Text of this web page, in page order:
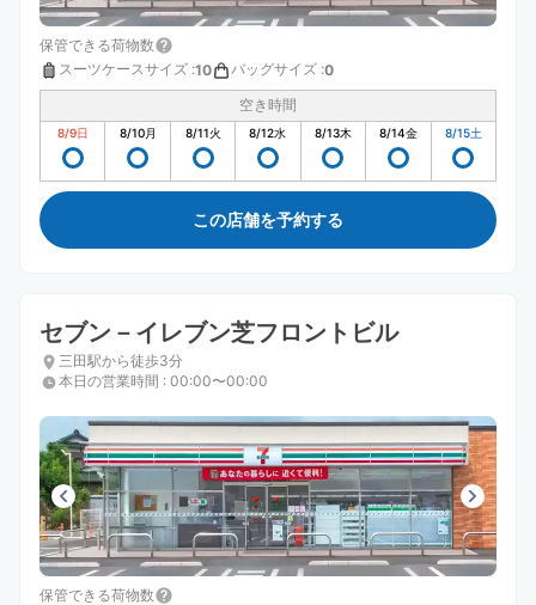
保管できる荷物数
スーツケースサイズ :10 バッグサイズ :0
空き時間
8/9日 8/10月 8/11火 8/12水 8/13木 8/14金 8/15土
この店舗を予約する
セブン－イレブン芝フロントビル
三田駅から徒歩3分
本日の営業時間 : 00:00〜00:00
保管できる荷物数